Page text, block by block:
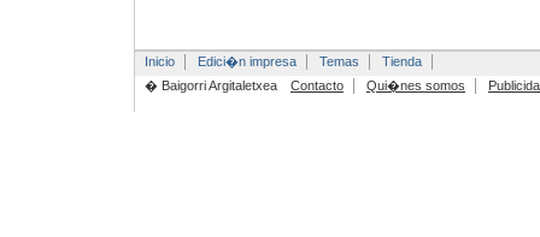
Inicio Edici�n impresa Temas
Tienda
� Baigorri Argitaletxea
Contacto Qui�nes somos